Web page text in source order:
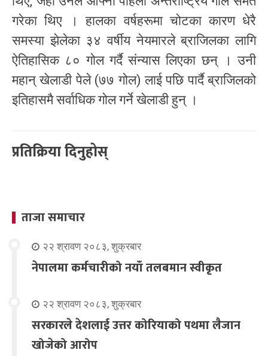
गरेका थिए । हालका वर्षहरूमा चोटका कारण धेरै
समस्या झेलेका ३४ वर्षीय नेयमारले ब्राजिलका लागि
ऐतिहासिक ८० गोल गर्दै संन्यास लिएका छन् । उनी
महान् खेलाडी पेले (७७ गोल) लाई पछि पार्दै ब्राजिलको
इतिहासमै सर्वाधिक गोल गर्ने खेलाडी हुन् ।
प्रतिक्रिया दिनुहोस्
ताजा समाचार
२२ श्रावण २०८३, शुक्रबार
नेपालमा कर्मचारीको नयाँ तलबमान स्वीकृत
२२ श्रावण २०८३, शुक्रबार
सरकारले देशलाई उत्तर कोरियाको पथमा लैजान
खोजेको आरोप